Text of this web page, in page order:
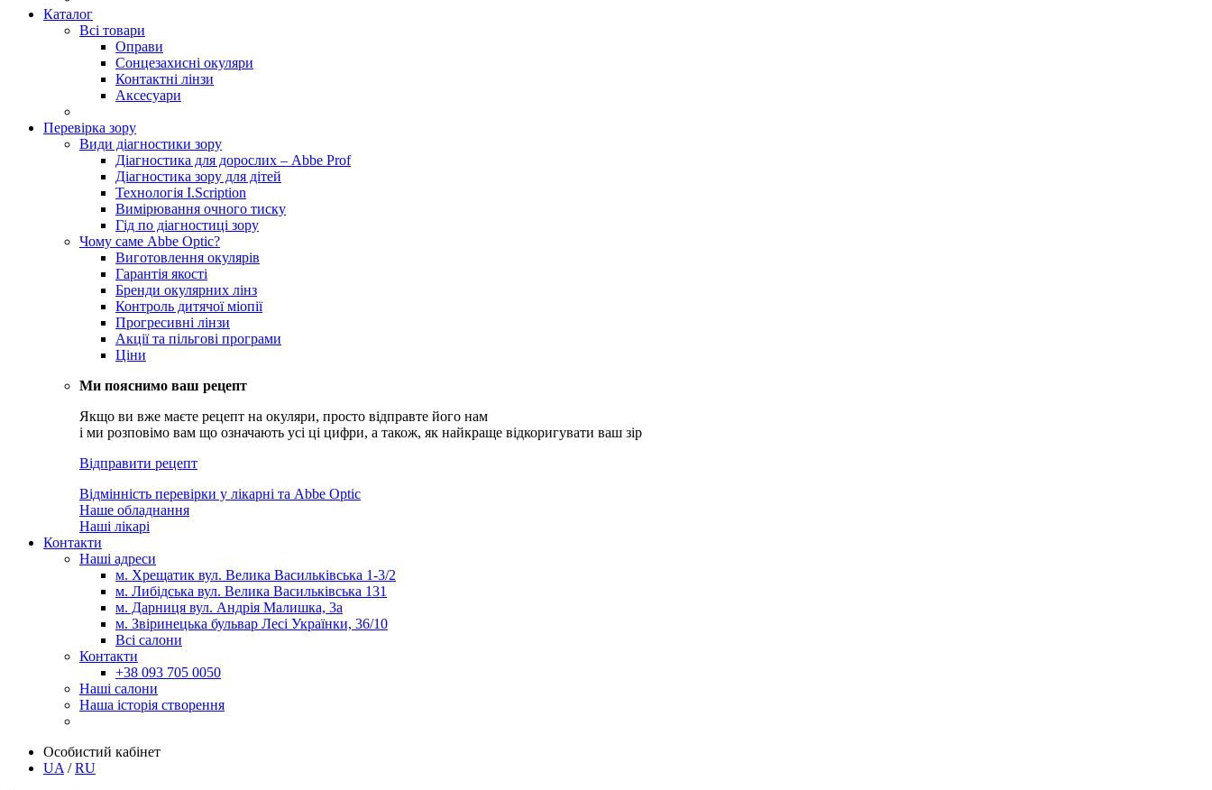
Каталог
Всі товари
Оправи
Сонцезахисні окуляри
Контактні лінзи
Аксесуари
Перевірка зору
Види діагностики зору
Діагностика для дорослих – Abbe Prof
Діагностика зору для дітей
Технологія I.Scription
Вимірювання очного тиску
Гід по діагностиці зору
Чому саме Abbe Optic?
Виготовлення окулярів
Гарантія якості
Бренди окулярних лінз
Контроль дитячої міопії
Прогресивні лінзи
Акції та пільгові програми
Ціни
Ми пояснимо ваш рецепт
Якщо ви вже маєте рецепт на окуляри, просто відправте його нам
і ми розповімо вам що означають усі ці цифри, а також, як найкраще відкоригувати ваш зір
Відправити рецепт
Відмінність перевірки у лікарні та Abbe Optic
Наше обладнання
Наші лікарі
Контакти
Наші адреси
м. Хрещатик вул. Велика Васильківська 1-3/2
м. Либідська вул. Велика Васильківська 131
м. Дарниця вул. Андрія Малишка, 3а
м. Звіринецька бульвар Лесі Українки, 36/10
Всі салони
Контакти
+38 093 705 0050
Наші салони
Наша історія створення
Особистий кабінет
UA /RU